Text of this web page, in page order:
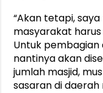
“Akan tetapi,
masyarakat
Untuk pembagian
nantinya akan
jumlah masjid,
sasaran di daerah